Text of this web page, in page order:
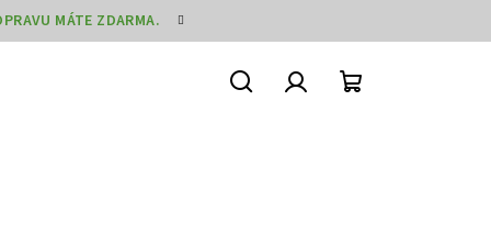
MÁTE ZDARMA.